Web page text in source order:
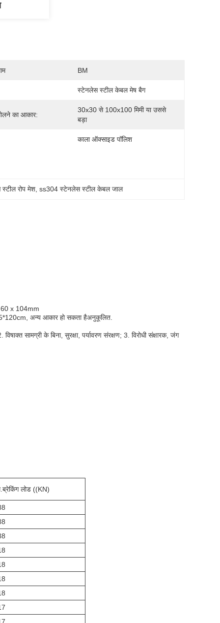
BM
स्टेनलेस स्टील केबल मेष बैग
का आकार:
30x30 से 100x100 मिमी या उससे
बड़ा
काला ऑक्साइड पॉलिश
रोप मेश , ss304 स्टेनलेस स्टील केबल जाल
x 104mm
अन्य आकार हो सकता हैअनुकूलित
सामग्री के बिना, सुरक्षा, पर्यावरण संरक्षण; 3. विरोधी संक्षारक, जंग
लोड ((KN)